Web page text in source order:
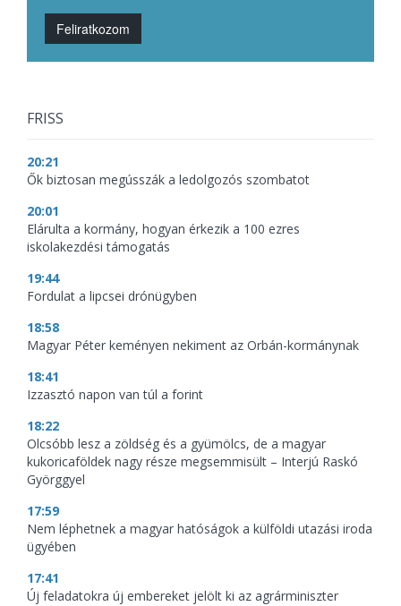
Feliratkozom
FRISS
20:21
Ők biztosan megússzák a ledolgozós szombatot
20:01
Elárulta a kormány, hogyan érkezik a 100 ezres
iskolakezdési támogatás
19:44
Fordulat a lipcsei drónügyben
18:58
Magyar Péter keményen nekiment az Orbán-kormánynak
18:41
Izzasztó napon van túl a forint
18:22
Olcsóbb lesz a zöldség és a gyümölcs, de a magyar
kukoricaföldek nagy része megsemmisült – Interjú Raskó
Györggyel
17:59
Nem léphetnek a magyar hatóságok a külföldi utazási iroda
ügyében
17:41
Új feladatokra új embereket jelölt ki az agrárminiszter